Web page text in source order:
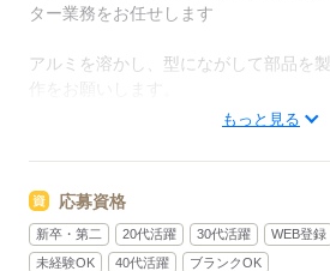
ター業務をお任せします
アルミを溶かし、型にながして部品を
大変な作業や熱などを伴う危険な作業
他にも、必要な材料の補充や、完成品
応募する
もっと見る
応募資格
新卒・第二 20代活躍 30代活躍 WEB登録
未経験OK
40代活躍 ブランクOK